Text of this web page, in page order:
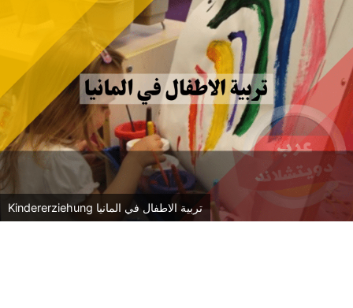
تربية الاطفال في المانيا Kindererziehung